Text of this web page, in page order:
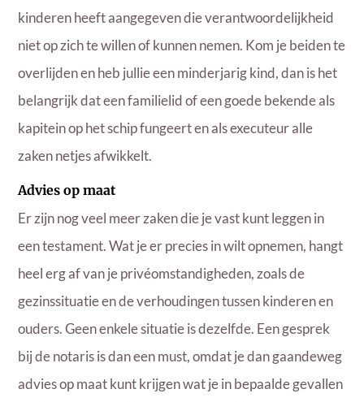
kinderen heeft aangegeven die verantwoordelijkheid
niet op zich te willen of kunnen nemen. Kom je beiden te
overlijden en heb jullie een minderjarig kind, dan is het
belangrijk dat een familielid of een goede bekende als
kapitein op het schip fungeert en als executeur alle
zaken netjes afwikkelt.
Advies op maat
Er zijn nog veel meer zaken die je vast kunt leggen in
een testament. Wat je er precies in wilt opnemen, hangt
heel erg af van je privéomstandigheden, zoals de
gezinssituatie en de verhoudingen tussen kinderen en
ouders. Geen enkele situatie is dezelfde. Een gesprek
bij de notaris is dan een must, omdat je dan gaandeweg
advies op maat kunt krijgen wat je in bepaalde gevallen